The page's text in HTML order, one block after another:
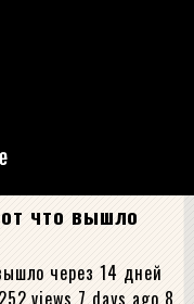
что вышло
через 14 дней
views 7 days ago 8